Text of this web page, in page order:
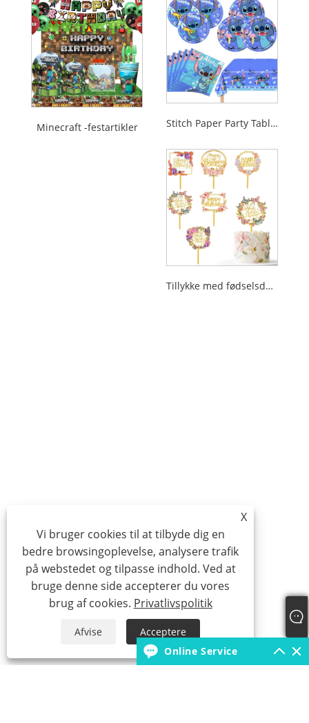
Minecraft -festartikler Stitch Paper Party Tableware
Tillykke med fødselsdagen kage toppers
X
Vi bruger cookies til at tilbyde dig en
bedre browsingoplevelse, analysere trafik
på webstedet og tilpasse indhold. Ved at
bruge denne side accepterer du vores
brug af cookies. Privatlivspolitik
Afvise
Acceptere
Online Service